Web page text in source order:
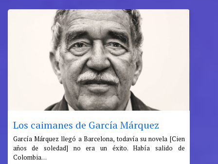
Los caimanes de García Márquez
García Márquez llegó a Barcelona, todavía su novela [Cien
años de soledad] no era un éxito. Había salido de
Colombia…
:
Los